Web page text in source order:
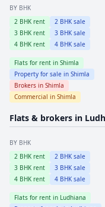
BY BHK
2 BHK rent 2 BHK sale
3 BHK rent 3 BHK sale
4 BHK rent 4 BHK sale
Flats for rent in Shimla
Property for sale in Shimla
Brokers in Shimla
Commercial in Shimla
Flats & brokers in
BY BHK
2 BHK rent 2 BHK sale
3 BHK rent 3 BHK sale
4 BHK rent 4 BHK sale
Flats for rent in Ludhiana